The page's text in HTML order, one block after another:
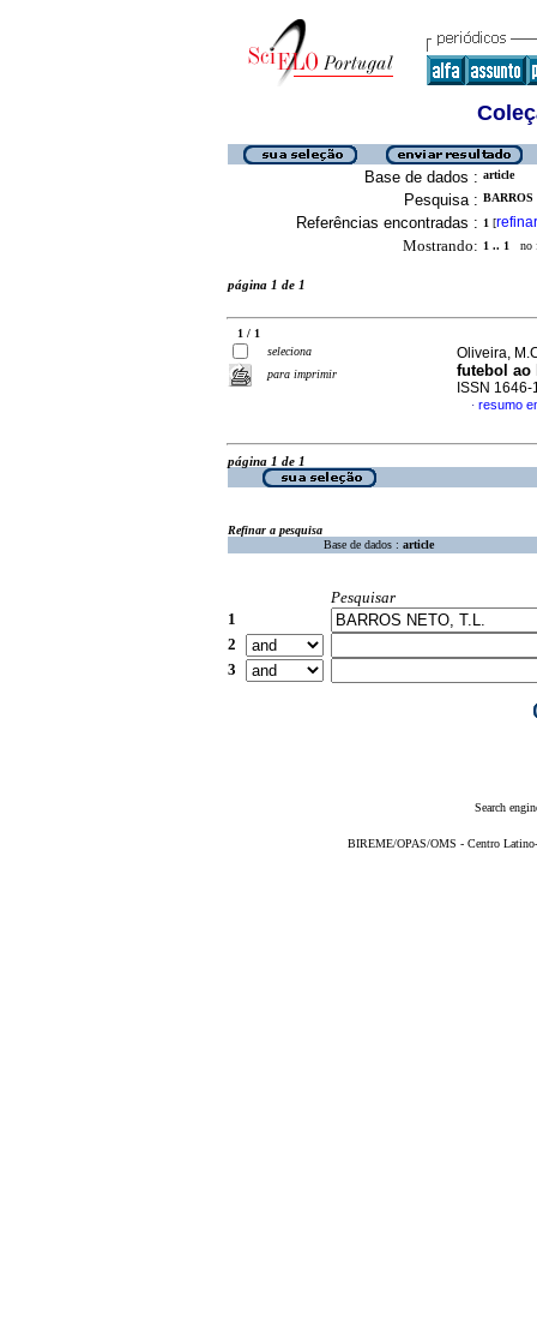
Base de dados : article
Pesquisa :
Referências encontradas : 1 [refinar
Mostrando: 1 .. 1 no
página 1 de 1
1 / 1
seleciona
para imprimir
Oliveira,
futebol ao
ISSN 1646-
· resumo
página 1 de 1
Refinar a pesquisa
Base de dados : article
Pesquisar
1
2
3
Search
BIREME/OPAS/OMS - Centro Latino-